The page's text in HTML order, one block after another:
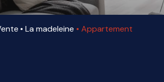
Vente La madeleine Appartement